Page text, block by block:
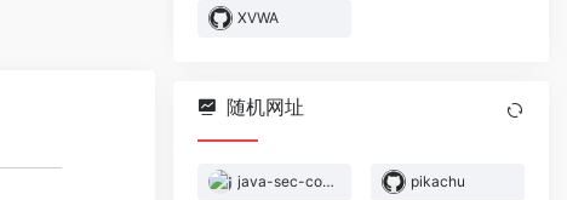
XVWA
随机网址
java-sec-code pikachu